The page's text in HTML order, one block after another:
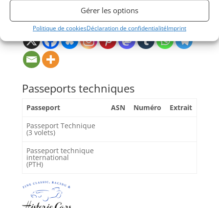
Gérer les options
Politique de cookiesDéclaration de confidentialitéImprint
Partager cette annonce
Passeports techniques
Passeport ASN Numéro
Extrait
Passeport Technique
(3 volets)
Passeport technique
international
(PTH)